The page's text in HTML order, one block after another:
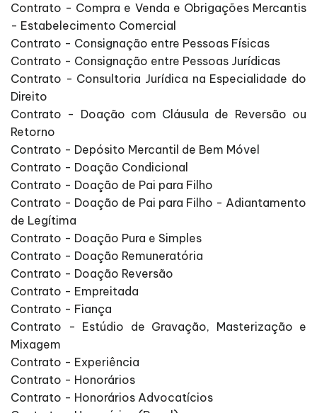
Contrato - Compra e Venda e Obrigações Mercantis
- Estabelecimento Comercial
Contrato - Consignação entre Pessoas Físicas
Contrato - Consignação entre Pessoas Jurídicas
Contrato - Consultoria Jurídica na Especialidade do
Direito
Contrato - Doação com Cláusula de Reversão ou
Retorno
Contrato - Depósito Mercantil de Bem Móvel
Contrato - Doação Condicional
Contrato - Doação de Pai para Filho
Contrato - Doação de Pai para Filho - Adiantamento
de Legítima
Contrato - Doação Pura e Simples
Contrato - Doação Remuneratória
Contrato - Doação Reversão
Contrato - Empreitada
Contrato - Fiança
Contrato - Estúdio de Gravação, Masterização e
Mixagem
Contrato - Experiência
Contrato - Honorários
Contrato - Honorários Advocatícios